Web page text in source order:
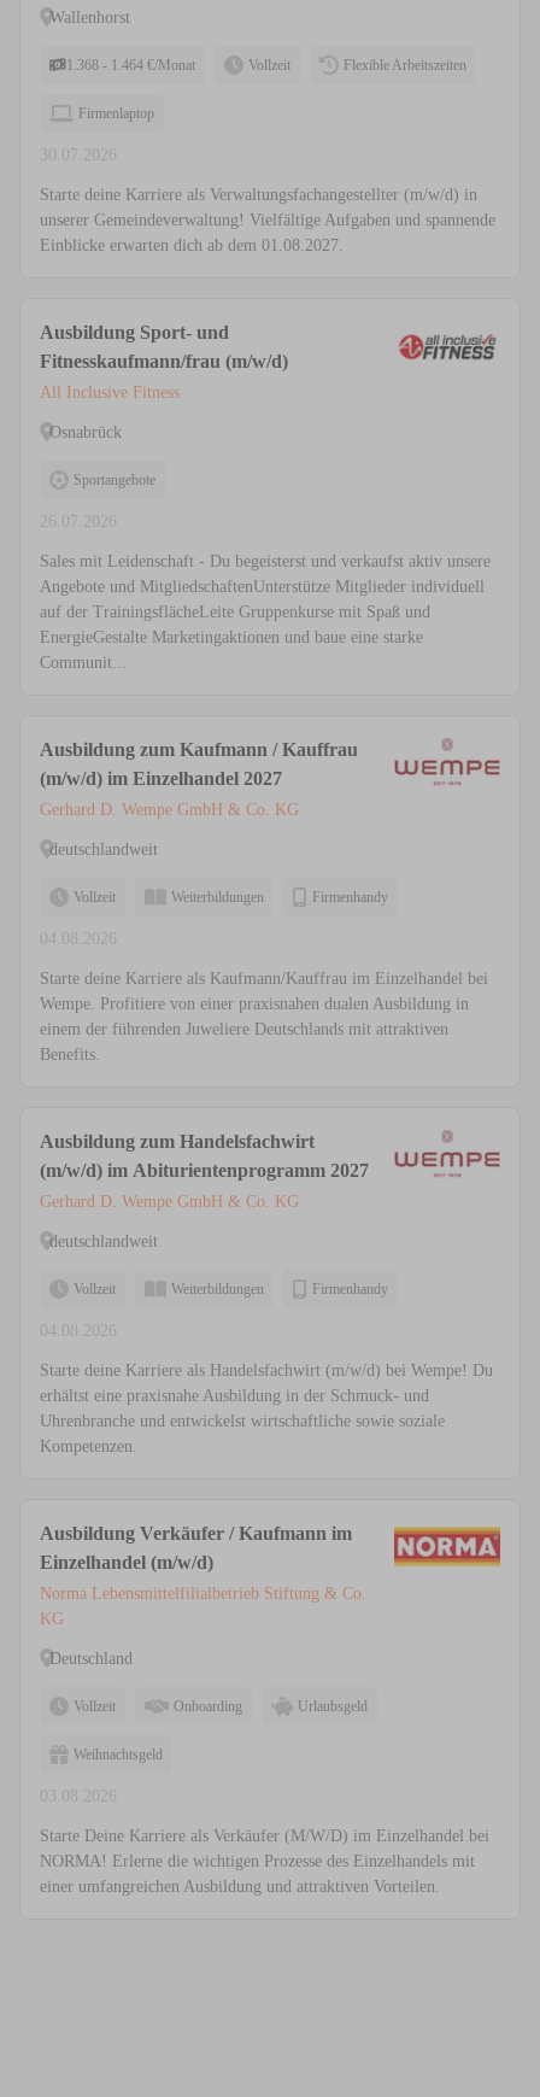
Wallenhorst
1.368 - 1.464 €/Monat Vollzeit Flexible Arbeitszeiten
Firmenlaptop
30.07.2026
Starte deine Karriere als Verwaltungsfachangestellter (m/w/d) in
unserer Gemeindeverwaltung! Vielfältige Aufgaben und spannende
Einblicke erwarten dich ab dem 01.08.2027.
Ausbildung Sport- und
Fitnesskaufmann/frau (m/w/d)
All Inclusive Fitness
Osnabrück
Sportangebote
26.07.2026
Sales mit Leidenschaft - Du begeisterst und verkaufst aktiv unsere
Angebote und MitgliedschaftenUnterstütze Mitglieder individuell
auf der TrainingsflächeLeite Gruppenkurse mit Spaß und
EnergieGestalte Marketingaktionen und baue eine starke
Communit...
Ausbildung zum Kaufmann / Kauffrau
(m/w/d) im Einzelhandel 2027
Gerhard D. Wempe GmbH & Co. KG
deutschlandweit
Vollzeit Weiterbildungen Firmenhandy
04.08.2026
Starte deine Karriere als Kaufmann/Kauffrau im Einzelhandel bei
Wempe. Profitiere von einer praxisnahen dualen Ausbildung in
einem der führenden Juweliere Deutschlands mit attraktiven
Benefits.
Ausbildung zum Handelsfachwirt
(m/w/d) im Abiturientenprogramm 2027
Gerhard D. Wempe GmbH & Co. KG
deutschlandweit
Vollzeit Weiterbildungen Firmenhandy
04.08.2026
Starte deine Karriere als Handelsfachwirt (m/w/d) bei Wempe! Du
erhältst eine praxisnahe Ausbildung in der Schmuck- und
Uhrenbranche und entwickelst wirtschaftliche sowie soziale
Kompetenzen.
Ausbildung Verkäufer / Kaufmann im
Einzelhandel (m/w/d)
Norma Lebensmittelfilialbetrieb Stiftung & Co.
KG
Deutschland
Vollzeit Onboarding Urlaubsgeld
Weihnachtsgeld
03.08.2026
Starte Deine Karriere als Verkäufer (M/W/D) im Einzelhandel bei
NORMA! Erlerne die wichtigen Prozesse des Einzelhandels mit
einer umfangreichen Ausbildung und attraktiven Vorteilen.